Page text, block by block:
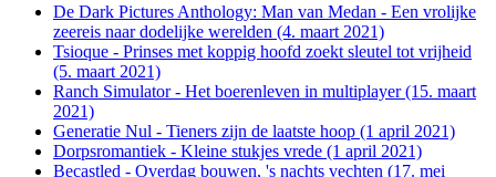
De Dark Pictures Anthology: Man van Medan - Een vrolijke
zeereis naar dodelijke werelden (4. maart 2021)
Tsioque - Prinses met koppig hoofd zoekt sleutel tot vrijheid
(5. maart 2021)
Ranch Simulator - Het boerenleven in multiplayer (15. maart
2021)
Generatie Nul - Tieners zijn de laatste hoop (1 april 2021)
Dorpsromantiek - Kleine stukjes vrede (1 april 2021)
Becastled - Overdag bouwen, 's nachts vechten (17. mei